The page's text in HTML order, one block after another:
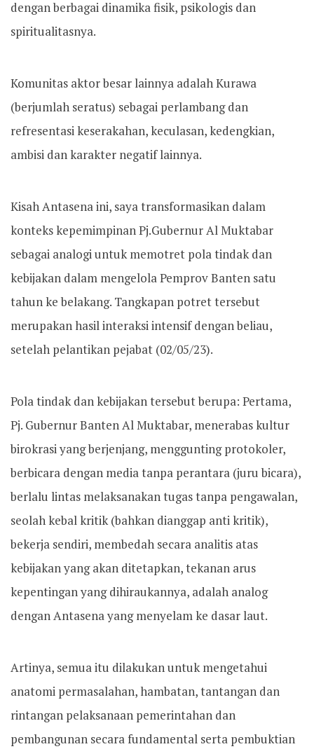
dengan berbagai dinamika fisik, psikologis dan
spiritualitasnya.
Komunitas aktor besar lainnya adalah Kurawa
(berjumlah seratus) sebagai perlambang dan
refresentasi keserakahan, keculasan, kedengkian,
ambisi dan karakter negatif lainnya.
Kisah Antasena ini, saya transformasikan dalam
konteks kepemimpinan Pj.Gubernur Al Muktabar
sebagai analogi untuk memotret pola tindak dan
kebijakan dalam mengelola Pemprov Banten satu
tahun ke belakang. Tangkapan potret tersebut
merupakan hasil interaksi intensif dengan beliau,
setelah pelantikan pejabat (02/05/23).
Pola tindak dan kebijakan tersebut berupa: Pertama,
Pj. Gubernur Banten Al Muktabar, menerabas kultur
birokrasi yang berjenjang, menggunting protokoler,
berbicara dengan media tanpa perantara (juru bicara),
berlalu lintas melaksanakan tugas tanpa pengawalan,
seolah kebal kritik (bahkan dianggap anti kritik),
bekerja sendiri, membedah secara analitis atas
kebijakan yang akan ditetapkan, tekanan arus
kepentingan yang dihiraukannya, adalah analog
dengan Antasena yang menyelam ke dasar laut.
Artinya, semua itu dilakukan untuk mengetahui
anatomi permasalahan, hambatan, tantangan dan
rintangan pelaksanaan pemerintahan dan
pembangunan secara fundamental serta pembuktian